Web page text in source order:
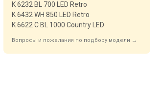
Cata F 2060 WH
от 2 288 грн.
Cata G 45 X
от 3 697 грн.
K 6232 BL 700 LED Retro
K 6432 WH 850 LED Retro
K 6622 C BL 1000 Country LED
Вопросы и пожелания по подбору модели →